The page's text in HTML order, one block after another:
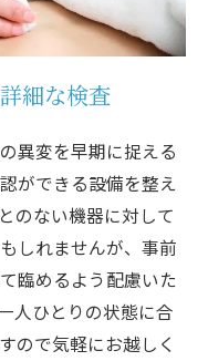
細な検査
異変を早期に捉える
ができる設備を整え
のない機器に対して
しれませんが、事前
臨めるよう配慮いた
人ひとりの状態に合
ので気軽にお越しく